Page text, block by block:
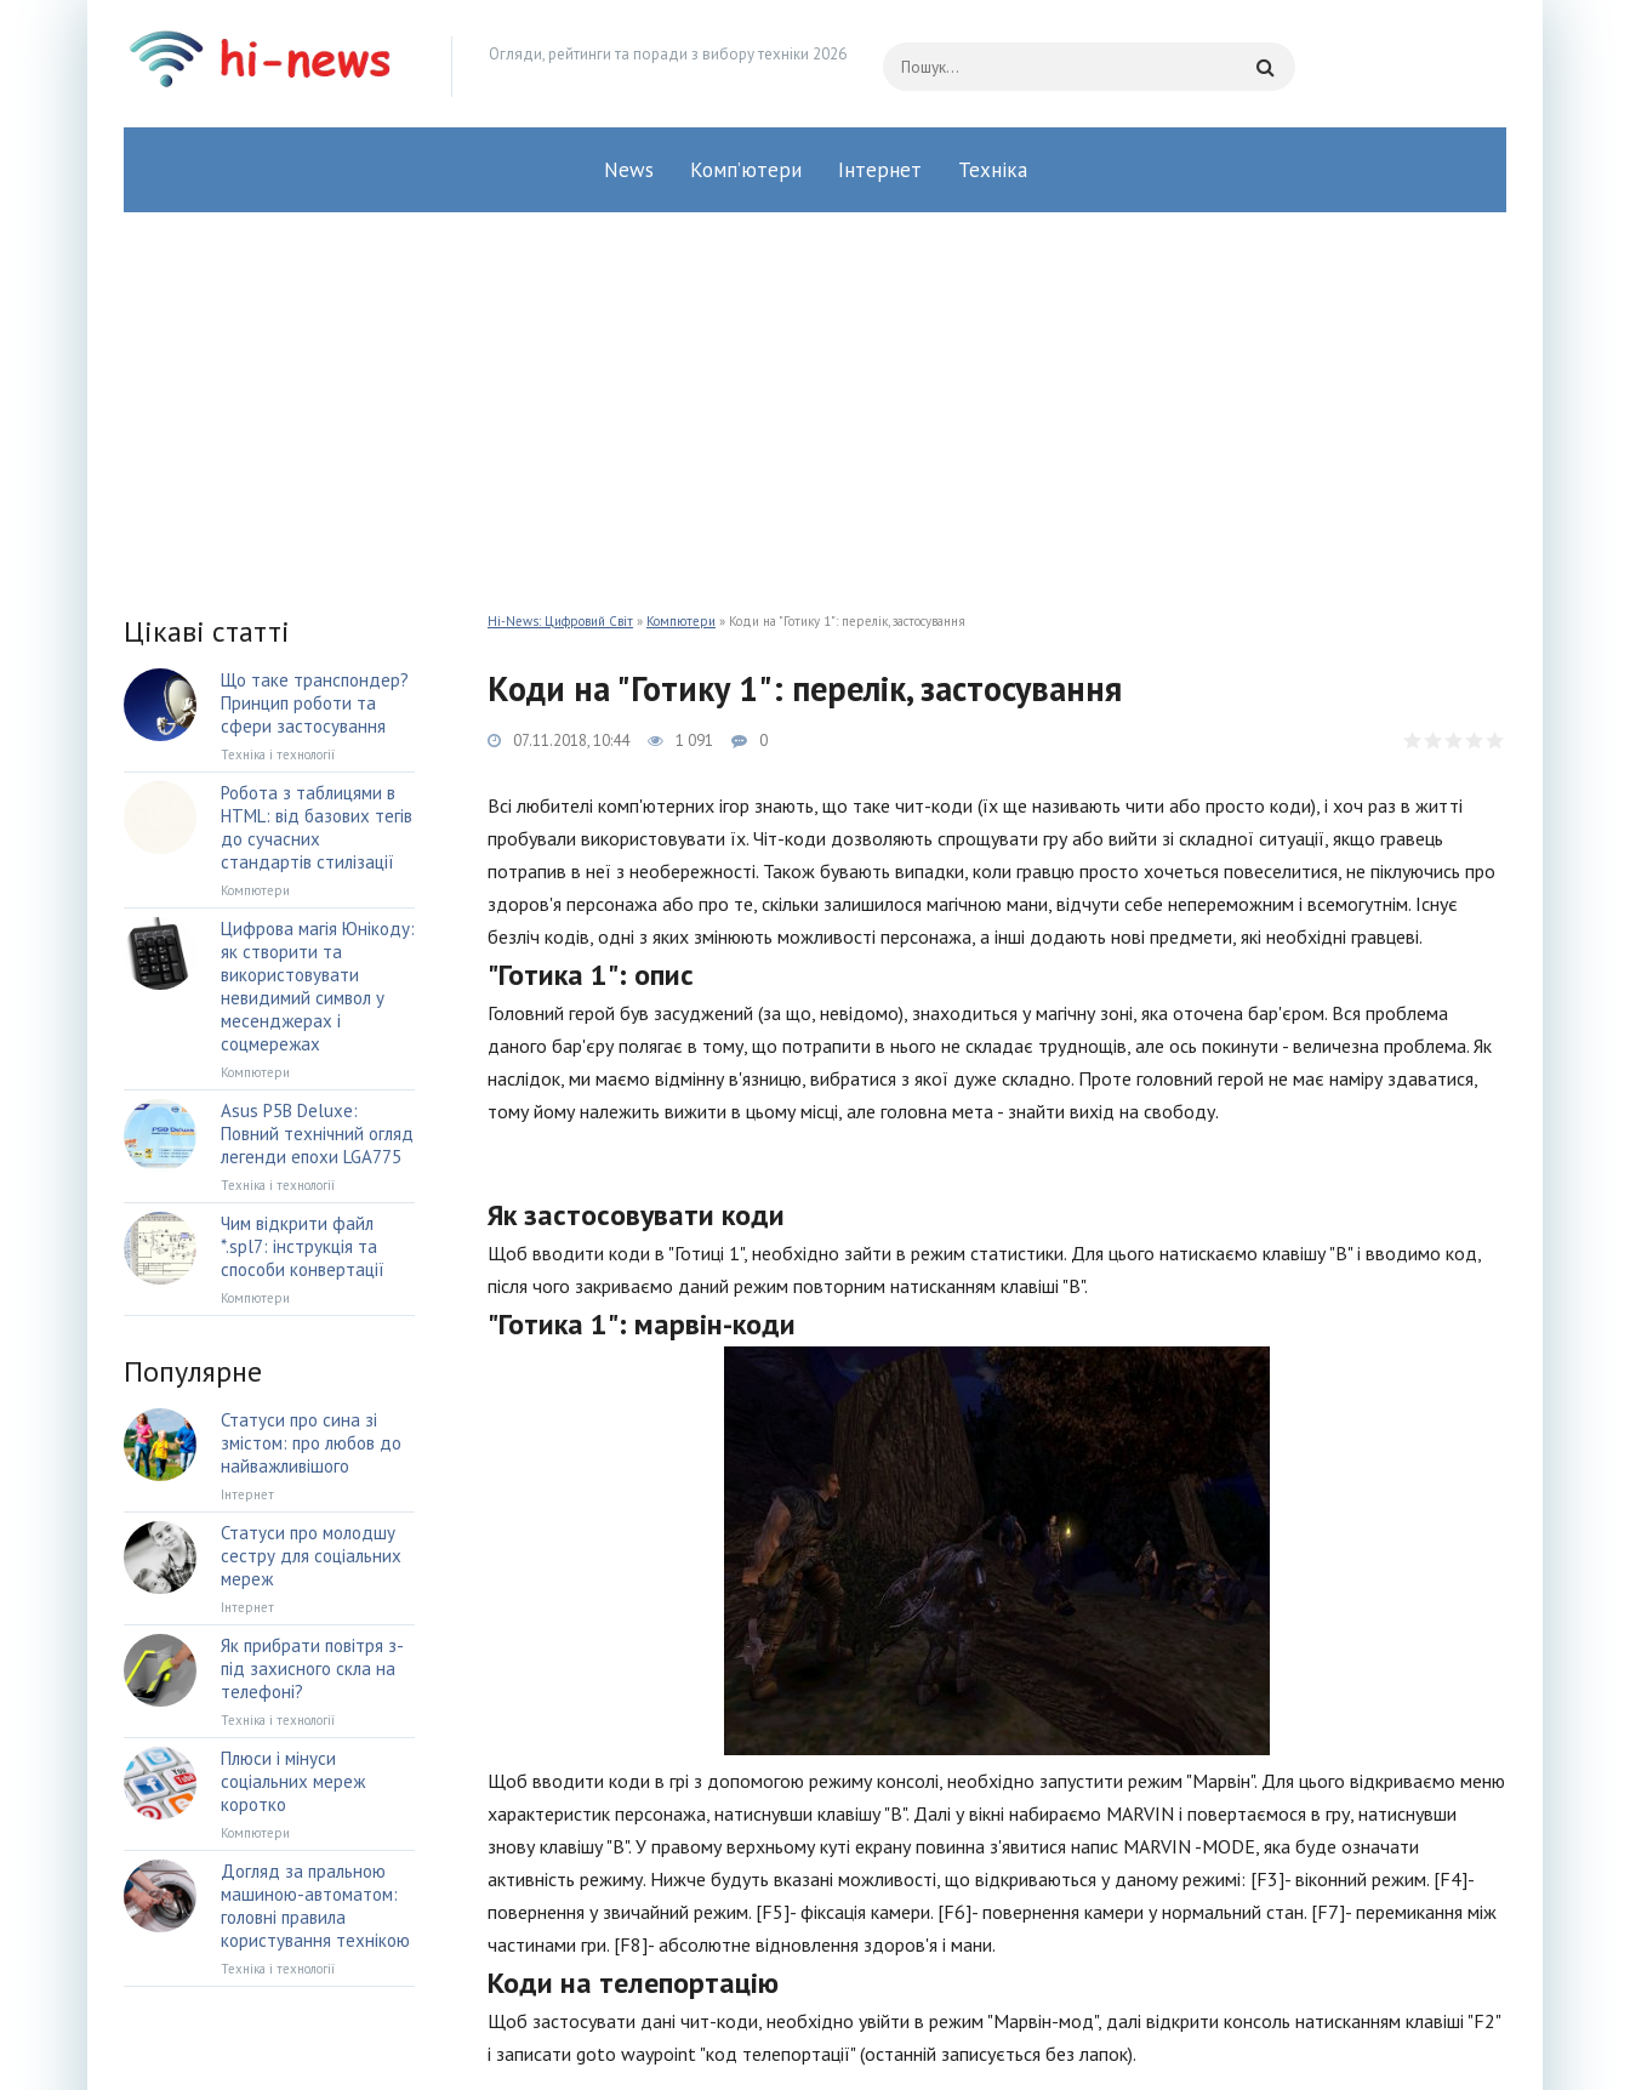
Огляди, рейтинги та поради з вибору техніки 2026
News Комп’ютери Інтернет Техніка
Hi-News: Цифровий Світ » Компютери » Коди на "Готику 1": перелік, застосування
Коди на "Готику 1": перелік, застосування
07.11.2018, 10:44 1 091 0
Всі любителі комп'ютерних ігор знають, що таке чит-коди (їх ще називають чити або просто коди), і хоч раз в житті
пробували використовувати їх. Чіт-коди дозволяють спрощувати гру або вийти зі складної ситуації, якщо гравець
потрапив в неї з необережності. Також бувають випадки, коли гравцю просто хочеться повеселитися, не піклуючись про
здоров'я персонажа або про те, скільки залишилося магічною мани, відчути себе непереможним і всемогутнім. Існує
безліч кодів, одні з яких змінюють можливості персонажа, а інші додають нові предмети, які необхідні гравцеві.
"Готика 1": опис
Головний герой був засуджений (за що, невідомо), знаходиться у магічну зоні, яка оточена бар'єром. Вся проблема
даного бар'єру полягає в тому, що потрапити в нього не складає труднощів, але ось покинути - величезна проблема. Як
наслідок, ми маємо відмінну в'язницю, вибратися з якої дуже складно. Проте головний герой не має наміру здаватися,
тому йому належить вижити в цьому місці, але головна мета - знайти вихід на свободу.
Як застосовувати коди
Щоб вводити коди в "Готиці 1", необхідно зайти в режим статистики. Для цього натискаємо клавішу "B" і вводимо код,
після чого закриваємо даний режим повторним натисканням клавіші "B".
"Готика 1": марвін-коди
Щоб вводити коди в грі з допомогою режиму консолі, необхідно запустити режим "Марвін". Для цього відкриваємо меню
характеристик персонажа, натиснувши клавішу "В". Далі у вікні набираємо MARVIN і повертаємося в гру, натиснувши
знову клавішу "В". У правому верхньому куті екрану повинна з'явитися напис MARVIN -MODE, яка буде означати
активність режиму. Нижче будуть вказані можливості, що відкриваються у даному режимі: [F3]- віконний режим. [F4]-
повернення у звичайний режим. [F5]- фіксація камери. [F6]- повернення камери у нормальний стан. [F7]- перемикання між
частинами гри. [F8]- абсолютне відновлення здоров'я і мани.
Коди на телепортацію
Щоб застосувати дані чит-коди, необхідно увійти в режим "Марвін-мод", далі відкрити консоль натисканням клавіші "F2"
і записати goto waypoint "код телепортації" (останній записується без лапок).
Цікаві статті
Що таке транспондер?
Принцип роботи та
сфери застосування
Техніка і технології
Робота з таблицями в
HTML: від базових тегів
до сучасних
стандартів стилізації
Компютери
Цифрова магія Юнікоду:
як створити та
використовувати
невидимий символ у
месенджерах і
соцмережах
Компютери
Asus P5B Deluxe:
Повний технічний огляд
легенди епохи LGA775
Техніка і технології
Чим відкрити файл
*.spl7: інструкція та
способи конвертації
Компютери
Популярне
Статуси про сина зі
змістом: про любов до
найважливішого
Інтернет
Статуси про молодшу
сестру для соціальних
мереж
Інтернет
Як прибрати повітря з-
під захисного скла на
телефоні?
Техніка і технології
Плюси і мінуси
соціальних мереж
коротко
Компютери
Догляд за пральною
машиною-автоматом:
головні правила
користування технікою
Техніка і технології